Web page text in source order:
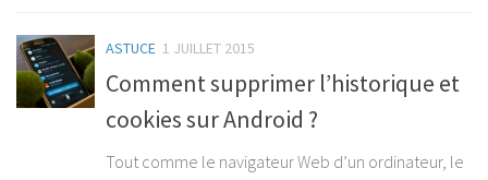
ASTUCE 1 JUILLET 2015
Comment supprimer l’historique et
cookies sur Android ?
Tout comme le navigateur Web d’un ordinateur, le